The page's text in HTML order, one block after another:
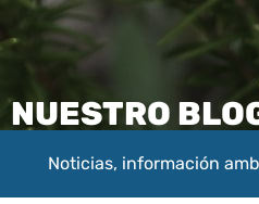
NUESTRO
Noticias, información